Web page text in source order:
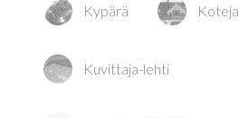
Kypärä Koteja
Kuvittaja-lehti